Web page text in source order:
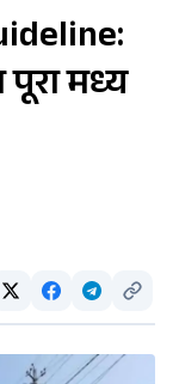
मध्य